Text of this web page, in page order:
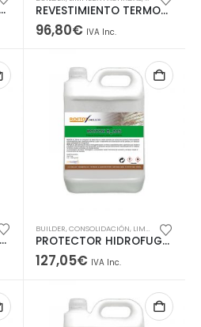
HIDROFUGANTE TONIFICANTE BASE ACUOSA. MODIFICA LIGERAMENTE LA SUPERFICIE REVESTIMIENTO TERMOAISLANTE FONOABSOBENTE FOTOCATALÍTICO
96,80€ IVA Inc.
AGENTE CONSOLIDANTE PARA SUPERFICIES DESGASTADAS – NO DEJA CAPA
BUILDER,CONSOLIDACIÓN, LIMPIEZA FACHADAS
PROTECTOR HIDROFUGANTE DE EFECTO CONSOLIDANTE
127,05€ IVA Inc.